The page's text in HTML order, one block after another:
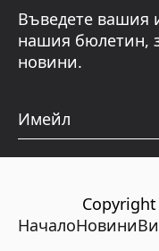
Въведете вашия
нашия бюлетин,
новини.
Имейл
НачалоНовини